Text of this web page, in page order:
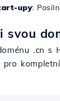
upy:
svou
.cn s